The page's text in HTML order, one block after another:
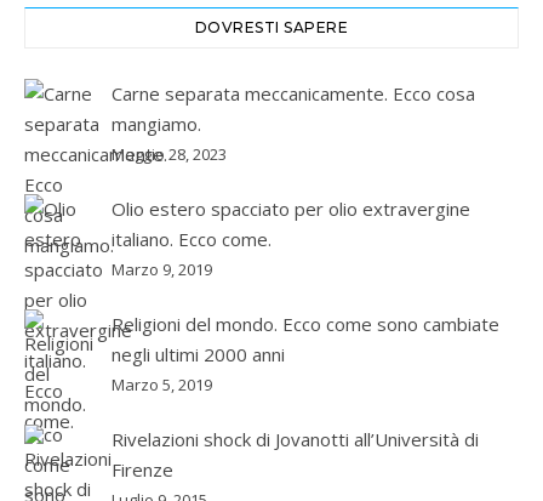
DOVRESTI SAPERE
Carne separata meccanicamente. Ecco cosa
mangiamo.
Maggio 28, 2023
Olio estero spacciato per olio extravergine
italiano. Ecco come.
Marzo 9, 2019
Religioni del mondo. Ecco come sono cambiate
negli ultimi 2000 anni
Marzo 5, 2019
Rivelazioni shock di Jovanotti all’Università di
Firenze